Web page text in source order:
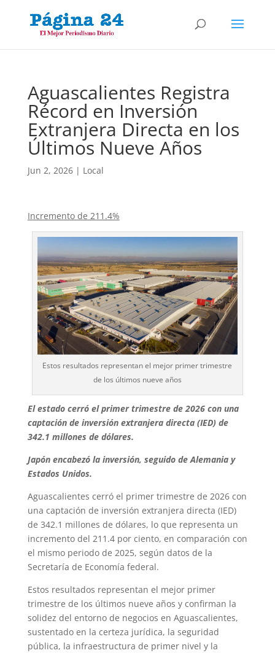
Aguascalientes Registra
Récord en Inversión
Extranjera Directa en los
Últimos Nueve Años
Jun 2, 2026| Local
Incremento de 211.4%
Estos resultados representan el mejor primer trimestre
de los últimos nueve años
El estado cerró el primer trimestre de 2026 con una
captación de inversión extranjera directa (IED) de
342.1 millones de dólares.
Japón encabezó la inversión, seguido de Alemania y
Estados Unidos.
Aguascalientes cerró el primer trimestre de 2026 con
una captación de inversión extranjera directa (IED)
de 342.1 millones de dólares, lo que representa un
incremento del 211.4 por ciento, en comparación con
el mismo periodo de 2025, según datos de la
Secretaría de Economía federal.
Estos resultados representan el mejor primer
trimestre de los últimos nueve años y confirman la
solidez del entorno de negocios en Aguascalientes,
sustentado en la certeza jurídica, la seguridad
pública, la infraestructura de primer nivel y la